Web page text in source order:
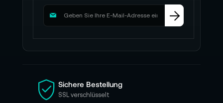
M
d
i
e
s
Sichere Bestellung
SSL verschlüsselt